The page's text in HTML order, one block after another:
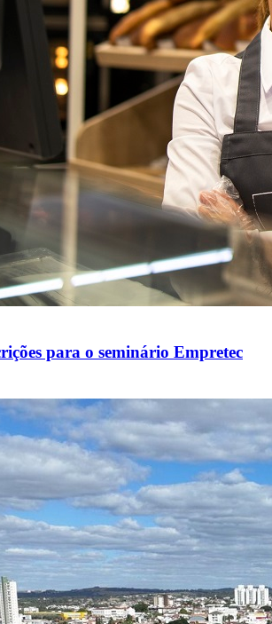
para o seminário Empretec